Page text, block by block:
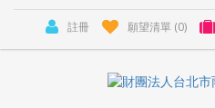
註冊 願望清單 (0)